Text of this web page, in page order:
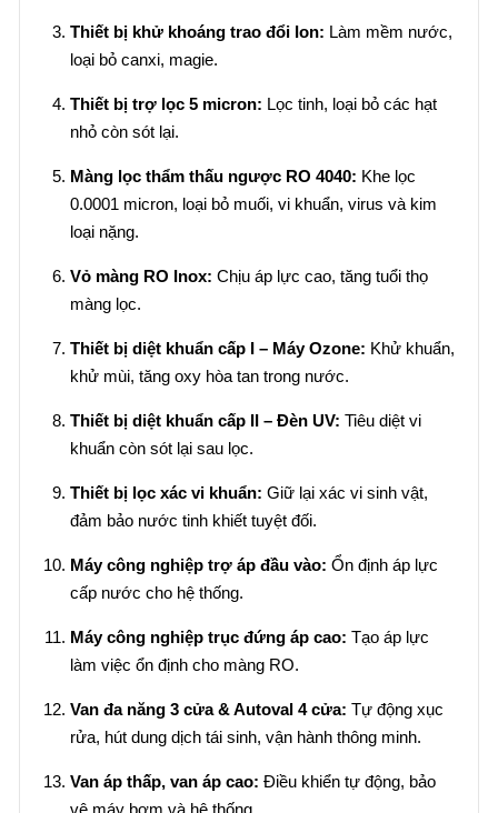
Thiết bị khử khoáng trao đổi Ion: Làm mềm nước,
loại bỏ canxi, magie.
Thiết bị trợ lọc 5 micron: Lọc tinh, loại bỏ các hạt
nhỏ còn sót lại.
Màng lọc thẩm thấu ngược RO 4040: Khe lọc
0.0001 micron, loại bỏ muối, vi khuẩn, virus và kim
loại nặng.
Vỏ màng RO Inox: Chịu áp lực cao, tăng tuổi thọ
màng lọc.
Thiết bị diệt khuẩn cấp I – Máy Ozone: Khử khuẩn,
khử mùi, tăng oxy hòa tan trong nước.
Thiết bị diệt khuẩn cấp II – Đèn UV: Tiêu diệt vi
khuẩn còn sót lại sau lọc.
Thiết bị lọc xác vi khuẩn: Giữ lại xác vi sinh vật,
đảm bảo nước tinh khiết tuyệt đối.
Máy công nghiệp trợ áp đầu vào: Ổn định áp lực
cấp nước cho hệ thống.
Máy công nghiệp trục đứng áp cao: Tạo áp lực
làm việc ổn định cho màng RO.
Van đa năng 3 cửa & Autoval 4 cửa: Tự động xục
rửa, hút dung dịch tái sinh, vận hành thông minh.
Van áp thấp, van áp cao: Điều khiển tự động, bảo
vệ máy bơm và hệ thống.